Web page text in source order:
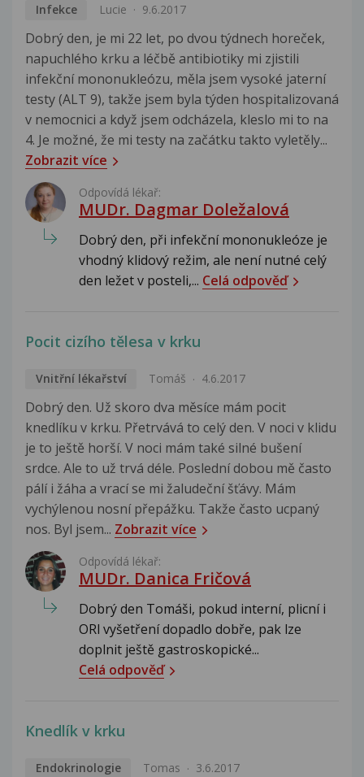
Infekce Lucie 9.6.2017
Dobrý den, je mi 22 let, po dvou týdnech horeček,
napuchlého krku a léčbě antibiotiky mi zjistili
infekční mononukleózu, měla jsem vysoké jaterní
testy (ALT 9), takže jsem byla týden hospitalizovaná
v nemocnici a když jsem odcházela, kleslo mi to na
4. Je možné, že mi testy na začátku takto vyletěly...
Zobrazit více
Odpovídá lékař:
MUDr. Dagmar Doležalová
Dobrý den, při infekční mononukleóze je
vhodný klidový režim, ale není nutné celý
den ležet v posteli,... Celá odpověď
Pocit cizího tělesa v krku
Vnitřní lékařství Tomáš 4.6.2017
Dobrý den. Už skoro dva měsíce mám pocit
knedlíku v krku. Přetrvává to celý den. V noci v klidu
je to ještě horší. V noci mám také silné bušení
srdce. Ale to už trvá déle. Poslední dobou mě často
pálí i žáha a vrací se mi žaludeční šťávy. Mám
vychýlenou nosní přepážku. Takže často ucpaný
nos. Byl jsem... Zobrazit více
Odpovídá lékař:
MUDr. Danica Fričová
Dobrý den Tomáši, pokud interní, plicní i
ORl vyšetření dopadlo dobře, pak lze
doplnit ještě gastroskopické...
Celá odpověď
Knedlík v krku
Endokrinologie Tomas 3.6.2017